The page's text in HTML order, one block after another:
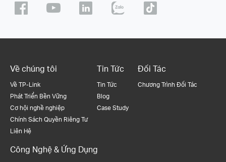
Về chúng tôi
Về TP-Link
Phát Triển Bền Vững
Cơ hội nghề nghiệp
Chính Sách Quyền Riêng Tư
Liên Hệ
Tin Tức
Tin Tức
Blog
Case Study
Đối Tác
Chương Trình Đối Tác
Công Nghệ & Ứng Dụng